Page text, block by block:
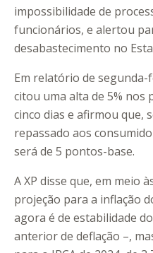
impossibilidade de
funcionários, e alertou
desabastecimento no
Em relatório de
citou uma alta de 5% nos
cinco dias e afirmou que,
repassado aos
será de 5 pontos-base.
A XP disse que, em meio
projeção para a inflação
agora é de estabilidade
anterior de deflação –,